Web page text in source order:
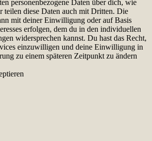
personenbezogene Daten über dich, wie
teilen diese Daten auch mit Dritten. Die
mit deiner Einwilligung oder auf Basis
erfolgen, dem du in den individuellen
widersprechen kannst. Du hast das Recht,
einzuwilligen und deine Einwilligung in
zu einem späteren Zeitpunkt zu ändern